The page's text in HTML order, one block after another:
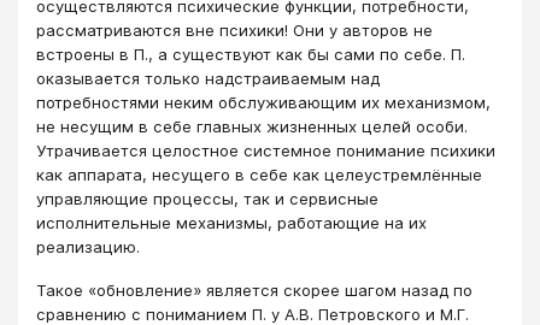
осуществляются психические функции, потребности,
рассматриваются вне психики! Они у авторов не
встроены в П., а существуют как бы сами по себе. П.
оказывается только надстраиваемым над
потребностями неким обслуживающим их механизмом,
не несущим в себе главных жизненных целей особи.
Утрачивается целостное системное понимание психики
как аппарата, несущего в себе как целеустремлённые
управляющие процессы, так и сервисные
исполнительные механизмы, работающие на их
реализацию.
Такое «обновление» является скорее шагом назад по
сравнению с пониманием П. у А.В. Петровского и М.Г.